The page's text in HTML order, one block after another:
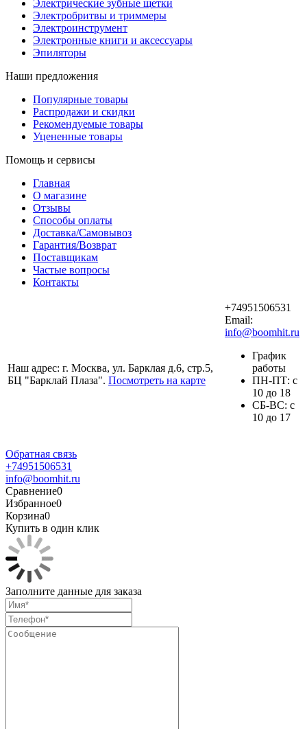
Электрические зубные щетки
Электробритвы и триммеры
Электроинструмент
Электронные книги и аксессуары
Эпиляторы
Наши предложения
Популярные товары
Распродажи и скидки
Рекомендуемые товары
Уцененные товары
Помощь и сервисы
Главная
О магазине
Отзывы
Способы оплаты
Доставка/Самовывоз
Гарантия/Возврат
Поставщикам
Частые вопросы
Контакты
Наш адрес: г. Москва, ул. Барклая д.6, стр.5,
БЦ "Барклай Плаза". Посмотреть на карте
+74951506531
Email:
info@boomhit.ru
График
работы
ПH-ПТ: с
10 до 18
СБ-ВС: с
10 до 17
Обратная связь
+74951506531
info@boomhit.ru
Сравнение0
Избранное0
Корзина0
Купить в один клик
Заполните данные для заказа